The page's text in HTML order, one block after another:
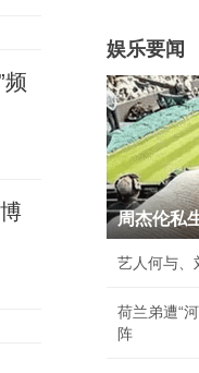
频
娱乐要闻
周杰伦私
艺人何与、
荷兰弟遭“
阵